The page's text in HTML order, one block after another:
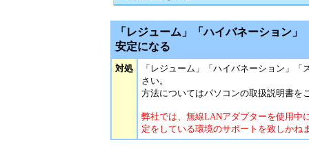
「レジューム」「ハイバネーション
安定になる
対処
「レジューム」「ハイバネーション」
さい。
方法についてはパソコンの取扱説明書を
弊社では、無線LANアダプターを使用中
定をしている環境のサポートを致しかね